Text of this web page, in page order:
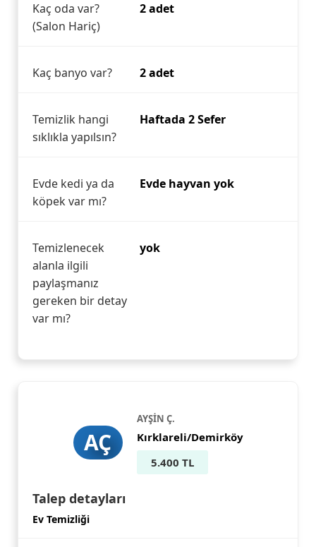
Kaç oda var?
(Salon Hariç)
2 adet
Kaç banyo var? 2 adet
Temizlik hangi
sıklıkla yapılsın?
Haftada 2 Sefer
Evde kedi ya da
köpek var mı?
Evde hayvan yok
Temizlenecek
alanla ilgili
paylaşmanız
gereken bir detay
var mı?
yok
AÇ
AYŞİN Ç.
Kırklareli/Demirköy
5.400 TL
Talep detayları
Ev Temizliği